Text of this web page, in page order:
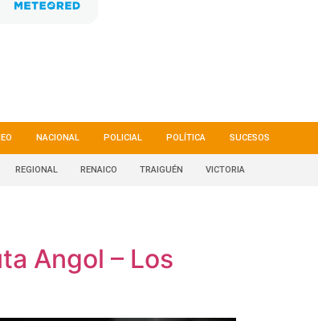
NACIONAL POLICIAL POLÍTICA SUCESOS
REGIONAL RENAICO TRAIGUÉN VICTORIA
Angol – Los